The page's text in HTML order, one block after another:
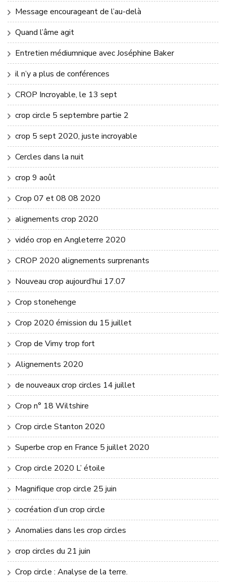
Message encourageant de l’au-delà
Quand l’âme agit
Entretien médiumnique avec Joséphine Baker
il n’y a plus de conférences
CROP Incroyable, le 13 sept
crop circle 5 septembre partie 2
crop 5 sept 2020, juste incroyable
Cercles dans la nuit
crop 9 août
Crop 07 et 08 08 2020
alignements crop 2020
vidéo crop en Angleterre 2020
CROP 2020 alignements surprenants
Nouveau crop aujourd’hui 17.07
Crop stonehenge
Crop 2020 émission du 15 juillet
Crop de Vimy trop fort
Alignements 2020
de nouveaux crop circles 14 juillet
Crop n° 18 Wiltshire
Crop circle Stanton 2020
Superbe crop en France 5 juillet 2020
Crop circle 2020 L’ étoile
Magnifique crop circle 25 juin
cocréation d’un crop circle
Anomalies dans les crop circles
crop circles du 21 juin
Crop circle : Analyse de la terre.